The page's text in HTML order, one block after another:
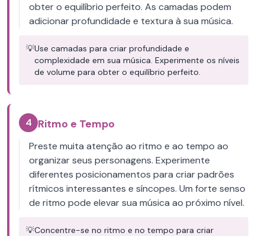
obter o equilíbrio perfeito. As camadas podem
adicionar profundidade e textura à sua música.
💡Use camadas para criar profundidade e
complexidade em sua música. Experimente os níveis
de volume para obter o equilíbrio perfeito.
4 Ritmo e Tempo
Preste muita atenção ao ritmo e ao tempo ao
organizar seus personagens. Experimente
diferentes posicionamentos para criar padrões
rítmicos interessantes e síncopes. Um forte senso
de ritmo pode elevar sua música ao próximo nível.
💡Concentre-se no ritmo e no tempo para criar